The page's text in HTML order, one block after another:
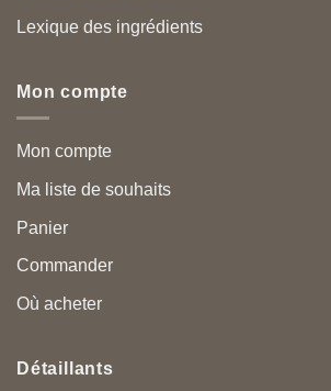
Lexique des ingrédients
Mon compte
Mon compte
Ma liste de souhaits
Panier
Commander
Où acheter
Détaillants